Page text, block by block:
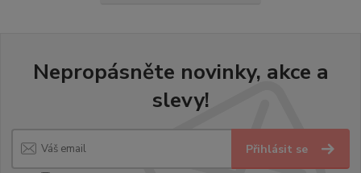
Nepropásněte novinky, akce a
slevy!
Přihlásit se